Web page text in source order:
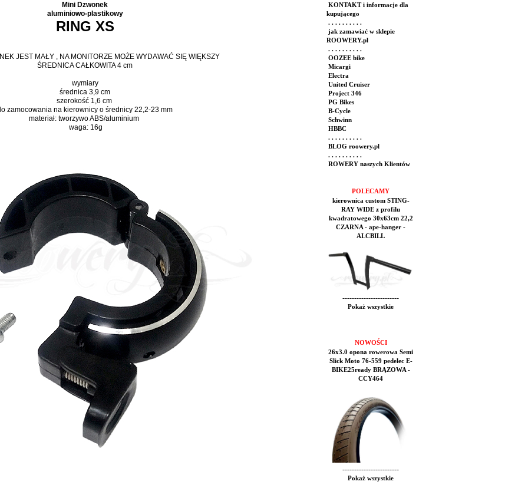
Mini Dzwonek
aluminiowo-plastikowy
RING XS
JEST MAŁY , NA MONITORZE MOŻE WYDAWAĆ SIĘ WIĘKSZY
ŚREDNICA CAŁKOWITA 4 cm
wymiary
średnica 3,9 cm
szerokość 1,6 cm
zamocowania na kierownicy o średnicy 22,2-23 mm
materiał: tworzywo ABS/aluminium
waga: 16g
KONTAKT i informacje dla
kupującego
. . . . . . . . . .
jak zamawiać w sklepie
ROOWERY.pl
. . . . . . . . . .
OOZEE bike
Micargi
Electra
United Cruiser
Project 346
PG Bikes
B-Cycle
Schwinn
HBBC
. . . . . . . . . .
BLOG roowery.pl
. . . . . . . . . .
ROWERY naszych Klientów
POLECAMY
kierownica custom STING-
RAY WIDE z profilu
kwadratowego 30x63cm 22,2
CZARNA - ape-hanger -
ALCBILL
------------------------
Pokaż wszystkie
NOWOŚCI
26x3.0 opona rowerowa Semi
Slick Moto 76-559 pedelec E-
BIKE25ready BRĄZOWA -
CCY464
------------------------
Pokaż wszystkie